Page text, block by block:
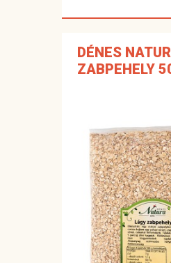
DÉNES
ZABPEHELY